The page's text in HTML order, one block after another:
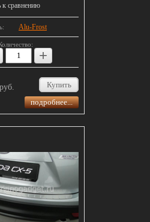
к сравнению
Alu-Frost
+
руб.
Купить
подробнее...